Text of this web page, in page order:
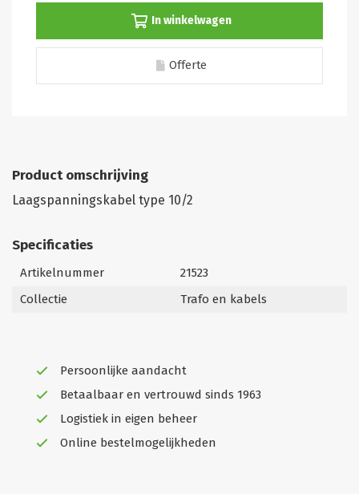
In winkelwagen
Offerte
Product omschrijving
Laagspanningskabel type 10/2
Specificaties
Artikelnummer
21523
Collectie
Trafo en kabels
Persoonlijke aandacht
Betaalbaar en vertrouwd sinds 1963
Logistiek in eigen beheer
Online bestelmogelijkheden